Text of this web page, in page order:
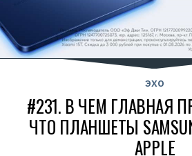
ЭХО
#231. В ЧЕМ ГЛАВНАЯ
ЧТО ПЛАНШЕТЫ
APPLE